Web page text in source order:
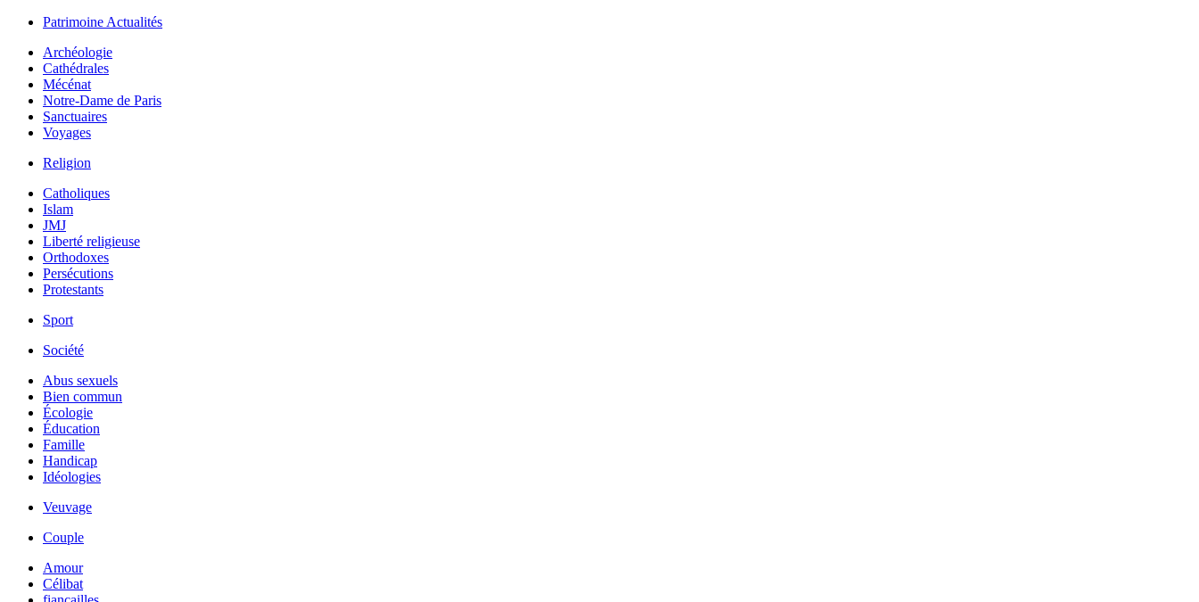
Patrimoine Actualités
Archéologie
Cathédrales
Mécénat
Notre-Dame de Paris
Sanctuaires
Voyages
Religion
Catholiques
Islam
JMJ
Liberté religieuse
Orthodoxes
Persécutions
Protestants
Sport
Société
Abus sexuels
Bien commun
Écologie
Éducation
Famille
Handicap
Idéologies
Veuvage
Couple
Amour
Célibat